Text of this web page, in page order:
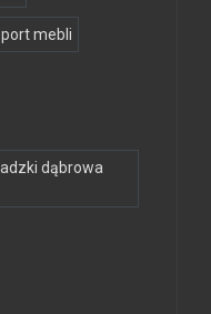
mebli
dąbrowa